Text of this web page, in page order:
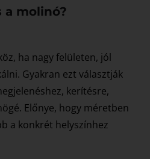
a molinó?
ha nagy felületen, jól
Gyakran ezt választják
kerítésre,
Előnye, hogy méretben
a konkrét helyszínhez